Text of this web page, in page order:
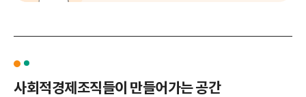
사회적경제조직들이 만들어가는 공간